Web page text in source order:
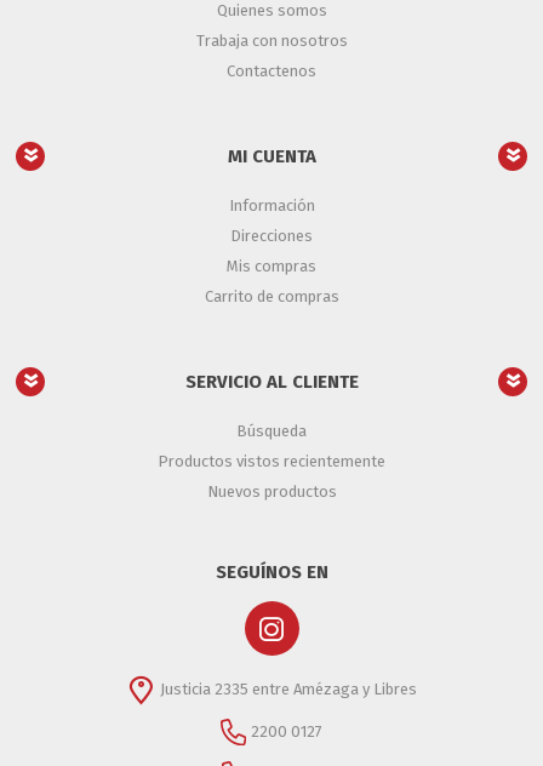
Quienes somos
Trabaja con nosotros
Contactenos
MI CUENTA
Información
Direcciones
Mis compras
Carrito de compras
SERVICIO AL CLIENTE
Búsqueda
Productos vistos recientemente
Nuevos productos
SEGUÍNOS EN
Justicia 2335 entre Amézaga y Libres
2200 0127